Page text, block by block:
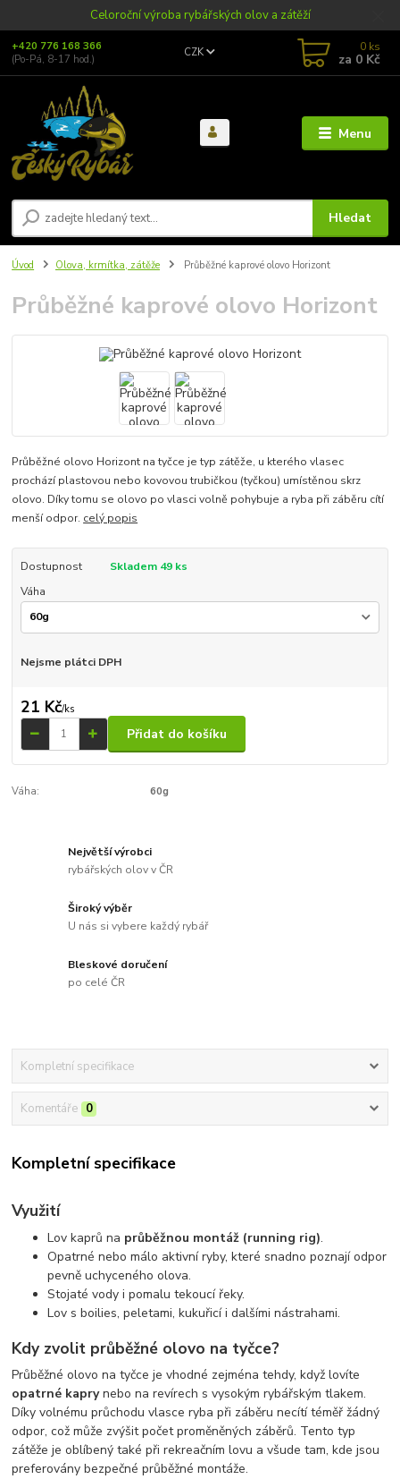
Celoroční výroba rybářských olov a zátěží
Menu
CZK
Hledat
+420 776 168 366
(Po-Pá, 8-17 hod.)
0 ks
za 0 Kč
Úvod Olova, krmítka, zátěže Průběžné kaprové olovo Horizont
Průběžné kaprové olovo Horizont
Průběžné olovo Horizont na tyčce je typ zátěže, u kterého vlasec
prochází plastovou nebo kovovou trubičkou (tyčkou) umístěnou skrz
olovo. Díky tomu se olovo po vlasci volně pohybuje a ryba při záběru cítí
menší odpor. celý popis
Dostupnost
Skladem 49 ks
Váha
Nejsme plátci DPH
21 Kč/ks
Přidat do košíku
Váha: 60g
Největší výrobci
rybářských olov v ČR
Široký výběr
U nás si vybere každý rybář
Bleskové doručení
po celé ČR
Kompletní specifikace
Komentáře 0
Kompletní specifikace
Využití
Lov kaprů na průběžnou montáž (running rig).
Opatrné nebo málo aktivní ryby, které snadno poznají odpor
pevně uchyceného olova.
Stojaté vody i pomalu tekoucí řeky.
Lov s boilies, peletami, kukuřicí i dalšími nástrahami.
Kdy zvolit průběžné olovo na tyčce?
Průběžné olovo na tyčce je vhodné zejména tehdy, když lovíte
opatrné kaprynebo na revírech s vysokým rybářským tlakem.
Díky volnému průchodu vlasce ryba při záběru necítí téměř žádný
odpor, což může zvýšit počet proměněných záběrů. Tento typ
zátěže je oblíbený také při rekreačním lovu a všude tam, kde jsou
preferovány bezpečné průběžné montáže.